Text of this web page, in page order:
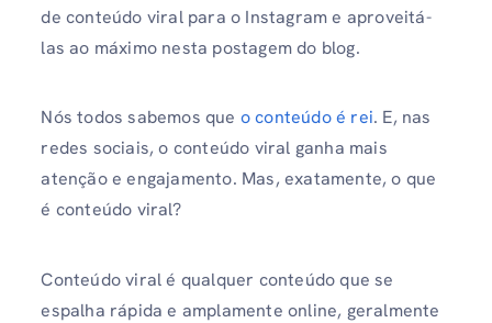
de conteúdo viral para o Instagram e aproveitá-
las ao máximo nesta postagem do blog.
Nós todos sabemos que o conteúdo é rei. E, nas
redes sociais, o conteúdo viral ganha mais
atenção e engajamento. Mas, exatamente, o que
é conteúdo viral?
Conteúdo viral é qualquer conteúdo que se
espalha rápida e amplamente online, geralmente